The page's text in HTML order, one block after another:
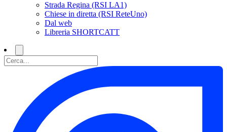
Strada Regina (RSI LA1)
Chiese in diretta (RSI ReteUno)
Dal web
Libreria SHORTCATT